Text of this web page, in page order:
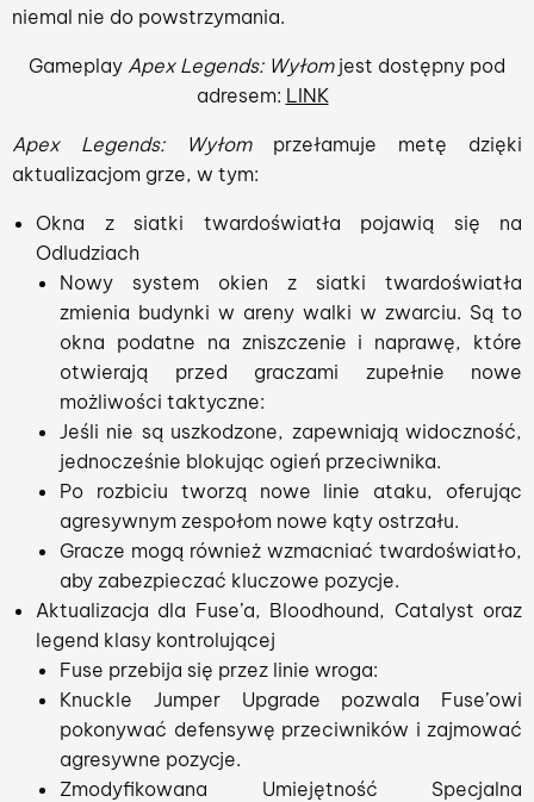
niemal nie do powstrzymania.
Gameplay Apex Legends: Wyłom jest dostępny pod
adresem: LINK
Apex Legends: Wyłomprzełamuje metę dzięki
aktualizacjom grze, w tym:
Okna z siatki twardoświatła pojawią się na
Odludziach
Nowy system okien z siatki twardoświatła
zmienia budynki w areny walki w zwarciu. Są to
okna podatne na zniszczenie i naprawę, które
otwierają przed graczami zupełnie nowe
możliwości taktyczne:
Jeśli nie są uszkodzone, zapewniają widoczność,
jednocześnie blokując ogień przeciwnika.
Po rozbiciu tworzą nowe linie ataku, oferując
agresywnym zespołom nowe kąty ostrzału.
Gracze mogą również wzmacniać twardoświatło,
aby zabezpieczać kluczowe pozycje.
Aktualizacja dla Fuse’a, Bloodhound, Catalyst oraz
legend klasy kontrolującej
Fuse przebija się przez linie wroga:
Knuckle Jumper Upgrade pozwala Fuse’owi
pokonywać defensywę przeciwników i zajmować
agresywne pozycje.
Zmodyfikowana Umiejętność Specjalna